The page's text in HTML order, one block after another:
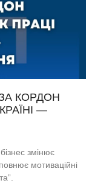
КОРДОН
—
змінює
мотиваційні